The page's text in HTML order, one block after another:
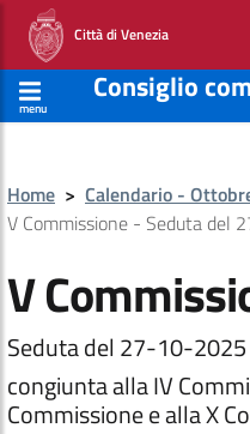
Città di Venezia
menu
Consiglio
Home > Calendario -
V Commissione - Seduta del
V
Seduta del 27-10-
congiunta alla IV
Commissione e alla X